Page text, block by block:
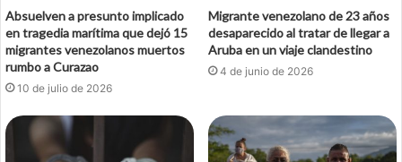
Absuelven a presunto implicado
en tragedia marítima que dejó 15
migrantes venezolanos muertos
rumbo a Curazao
10 de julio de 2026
Migrante venezolano de 23 años
desaparecido al tratar de llegar a
Aruba en un viaje clandestino
4 de junio de 2026